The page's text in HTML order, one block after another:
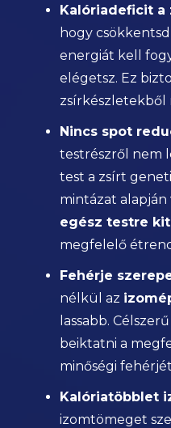
Kalóriadeficit a
hogy
energiát kell
elégetsz. Ez
zsírkészletekből
Nincs spot
testrészről nem
test a zsírt
mintázat alapján
egész testre
megfelelő
Fehérje
nélkül az
lassabb.
beiktatni a
minőségi
Kalóriatöbblet
izomtömeget